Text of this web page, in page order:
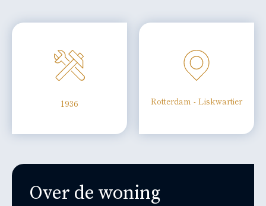
1936 Rotterdam - Liskwartier
Over de woning